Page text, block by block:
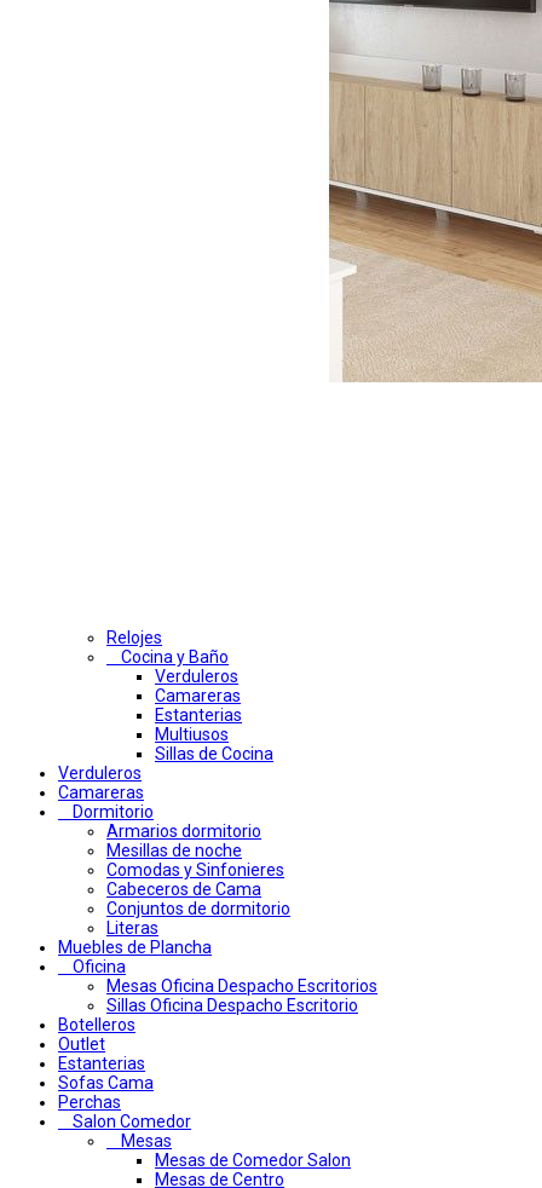
Relojes
Cocina y Baño
Verduleros
Camareras
Estanterias
Multiusos
Sillas de Cocina
Verduleros
Camareras
Dormitorio
Armarios dormitorio
Mesillas de noche
Comodas y Sinfonieres
Cabeceros de Cama
Conjuntos de dormitorio
Literas
Muebles de Plancha
Oficina
Mesas Oficina Despacho Escritorios
Sillas Oficina Despacho Escritorio
Botelleros
Outlet
Estanterias
Sofas Cama
Perchas
Salon Comedor
Mesas
Mesas de Comedor Salon
Mesas de Centro